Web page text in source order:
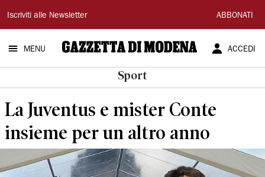
Gazzetta
di
Modena
Iscriviti alle Newsletter ABBONATI
MENU ACCEDI
Sport
La Juventus e mister Conte
insieme per un altro anno